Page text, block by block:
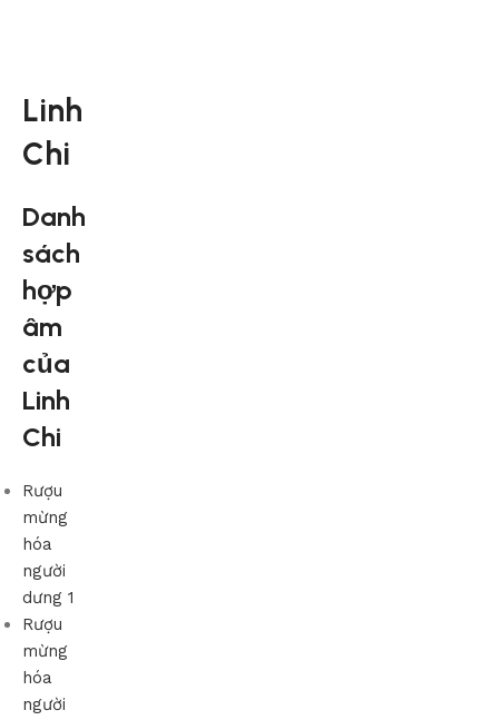
Linh
Chi
Danh
sách
hợp
âm
của
Linh
Chi
Rượu
mừng
hóa
người
dưng 1
Rượu
mừng
hóa
người